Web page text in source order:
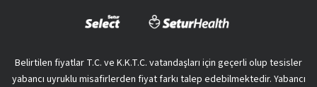
Belirtilen fiyatlar T.C. ve K.K.T.C. vatandaşları için geçerli olup tesisler
yabancı uyruklu misafirlerden fiyat farkı talep edebilmektedir. Yabancı